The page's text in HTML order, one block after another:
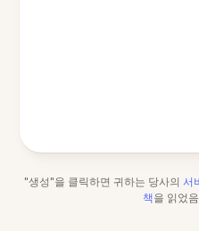
"생성"을 클릭하면 귀하는 당사의 서
책을 읽었